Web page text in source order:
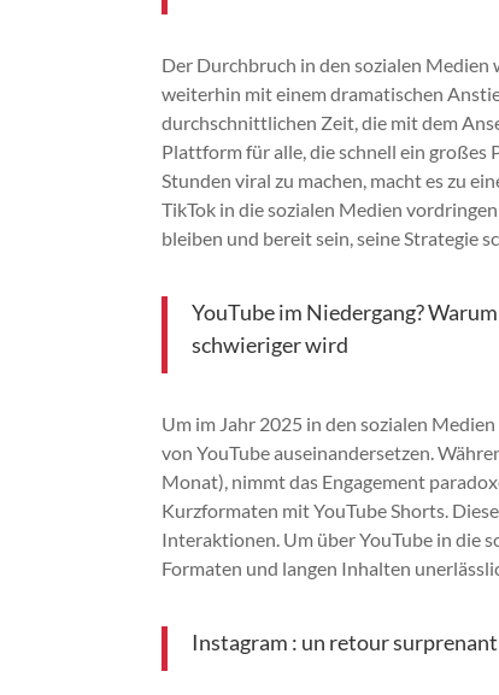
Der Durchbruch in den sozialen Medien
weiterhin mit einem dramatischen
durchschnittlichen Zeit, die mit dem
Plattform für alle, die schnell ein großes
Stunden viral zu machen, macht es zu
TikTok in die sozialen Medien
bleiben und bereit sein, seine Strategie
YouTube im Niedergang?
schwieriger wird
Um im Jahr 2025 in den sozialen
von YouTube auseinandersetzen.
Monat), nimmt das Engagement
Kurzformaten mit YouTube Shorts.
Interaktionen. Um über YouTube in die
Formaten und langen Inhalten
Instagram : un retour